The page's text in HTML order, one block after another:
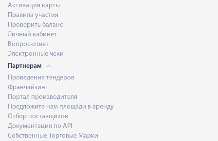
Активация карты
Правила участия
Проверить баланс
Личный кабинет
Вопрос-ответ
Электронные чеки
Партнерам
Проведение тендеров
Франчайзинг
Портал производителя
Предложите нам площади в аренду
Отбор поставщиков
Документация по API
Собственные Торговые Марки